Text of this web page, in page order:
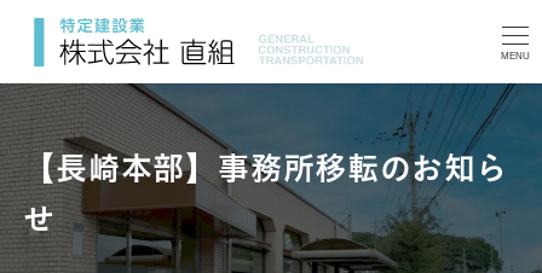
MENU
【長崎本部】事務所移転のお知ら
せ